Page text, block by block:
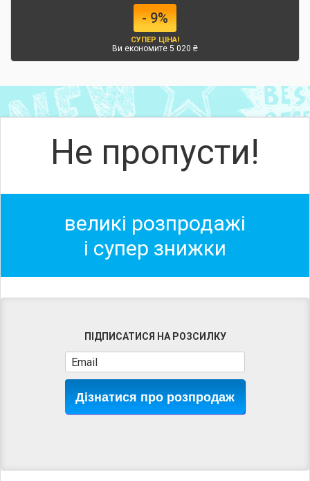
- 9%
СУПЕР ЦІНА!
Ви економите 5 020 ₴
Не пропусти!
великі розпродажі
і супер знижки
ПІДПИСАТИСЯ НА РОЗСИЛКУ
Дізнатися про розпродаж